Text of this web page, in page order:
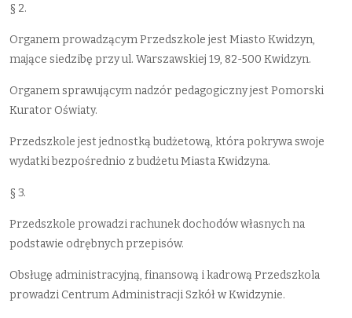
§ 2.
Organem prowadzącym Przedszkole jest Miasto Kwidzyn,
mające siedzibę przy ul. Warszawskiej 19, 82-500 Kwidzyn.
Organem sprawującym nadzór pedagogiczny jest Pomorski
Kurator Oświaty.
Przedszkole jest jednostką budżetową, która pokrywa swoje
wydatki bezpośrednio z budżetu Miasta Kwidzyna.
§ 3.
Przedszkole prowadzi rachunek dochodów własnych na
podstawie odrębnych przepisów.
Obsługę administracyjną, finansową i kadrową Przedszkola
prowadzi Centrum Administracji Szkół w Kwidzynie.